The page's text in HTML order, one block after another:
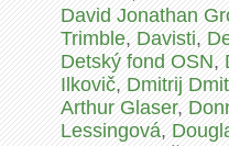
David Jonathan
Trimble,Davisti,
Detský fond OSN,
Ilkovič,Dmitrij
Arthur Glaser,
Lessingová,